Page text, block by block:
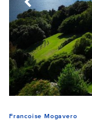
Francoise Mogavero